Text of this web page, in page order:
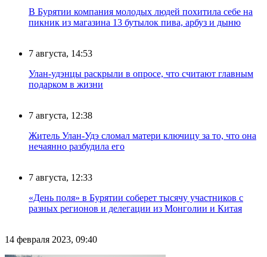
В Бурятии компания молодых людей похитила себе на
пикник из магазина 13 бутылок пива, арбуз и дыню
7 августа, 14:53
Улан-удэнцы раскрыли в опросе, что считают главным
подарком в жизни
7 августа, 12:38
Житель Улан-Удэ сломал матери ключицу за то, что она
нечаянно разбудила его
7 августа, 12:33
«День поля» в Бурятии соберет тысячу участников с
разных регионов и делегации из Монголии и Китая
14 февраля 2023, 09:40